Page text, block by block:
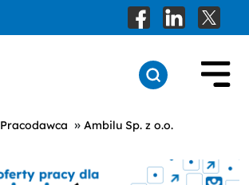
Pracodawca » Ambilu Sp. z o.o.